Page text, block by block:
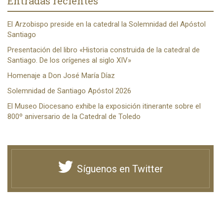
El Arzobispo preside en la catedral la Solemnidad del Apóstol
Santiago
Presentación del libro «Historia construida de la catedral de
Santiago. De los orígenes al siglo XIV»
Homenaje a Don José María Díaz
Solemnidad de Santiago Apóstol 2026
El Museo Diocesano exhibe la exposición itinerante sobre el
800º aniversario de la Catedral de Toledo
Síguenos en Twitter